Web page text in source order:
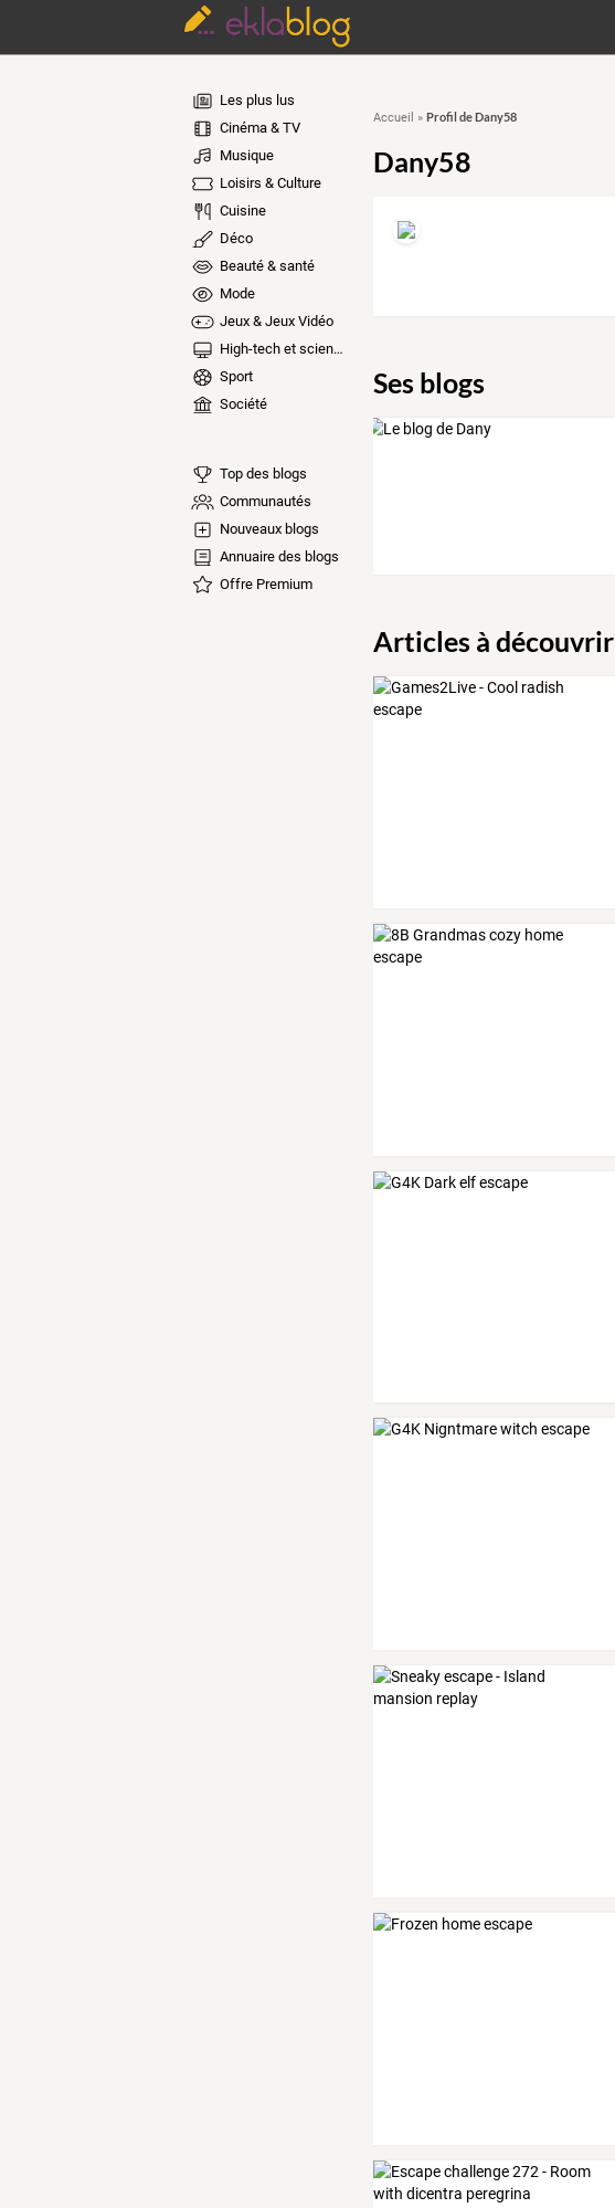
Les plus lus
Cinéma & TV
Musique
Loisirs & Culture
Cuisine
Déco
Beauté & santé
Mode
Jeux & Jeux Vidéo
High-tech et sciences
Sport
Société
Top des blogs
Communautés
Nouveaux blogs
Annuaire des blogs
Offre Premium
Accueil » Profil de Dany58
Dany58
Ses blogs
Articles à découvrir